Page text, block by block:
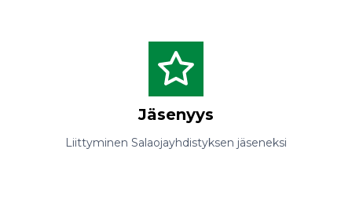
Jäsenyys
Liittyminen Salaojayhdistyksen jäseneksi